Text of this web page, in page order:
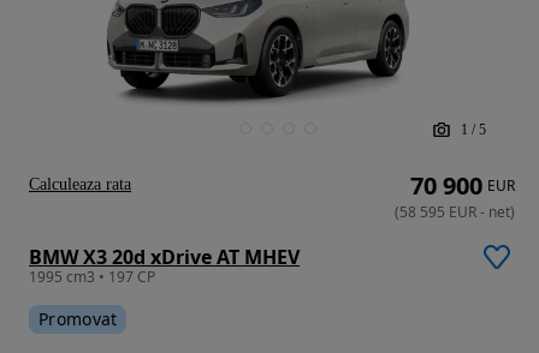
1 / 5
BMW X3 20d xDrive AT MHEV
1995 cm3 • 197 CP
Promovat
70 900 EUR
(58 595 EUR- net)
Calculeaza rata